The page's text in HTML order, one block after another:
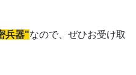
兵器"なので、ぜひお受け取